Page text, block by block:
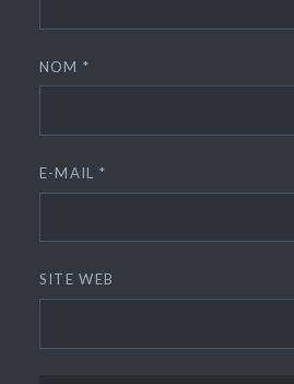
NOM*
E-MAIL *
SITE WEB